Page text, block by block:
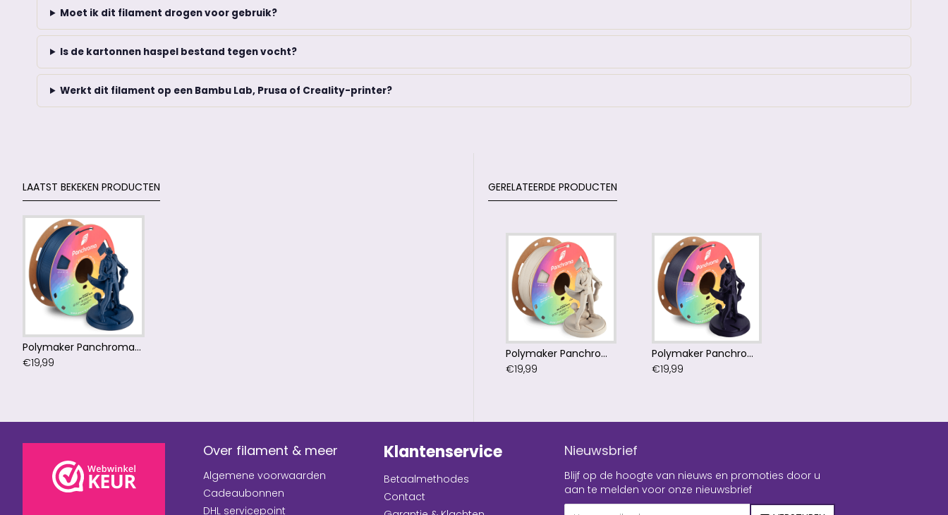
Moet ik dit filament drogen voor gebruik?
Is de kartonnen haspel bestand tegen vocht?
Werkt dit filament op een Bambu Lab, Prusa of Creality-printer?
LAATST BEKEKEN PRODUCTEN
Polymaker Panchroma™ PLA Matte Army Blue Filament
€19,99
GERELATEERDE PRODUCTEN
Polymaker Panchroma™ PLA Matte Army Beige Filament
€19,99
Polymaker Panchroma™ PLA Matte Army Purple Filament
€19,99
Over filament & meer
Algemene voorwaarden
Cadeaubonnen
DHL servicepoint
Klantenservice
Betaalmethodes
Contact
Nieuwsbrief
Blijf op de hoogte van nieuws en promoties door u
aan te melden voor onze nieuwsbrief